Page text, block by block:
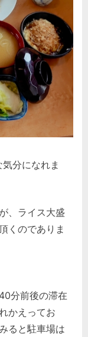
分になれま
、ライス大盛
くのでありま
分前後の滞在
かえってお
ると駐車場は